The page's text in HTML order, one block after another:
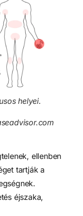
helyei.
ellenben
tartják a
éjszaka,